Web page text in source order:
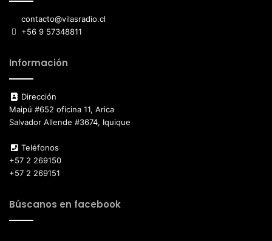
contacto@vilasradio.cl
+56 9 57348811
Información
Dirección
Maipú #652 oficina 11, Arica
Salvador Allende #3674, Iquique
Teléfonos
+57 2 269150
+57 2 269151
Búscanos en facebook